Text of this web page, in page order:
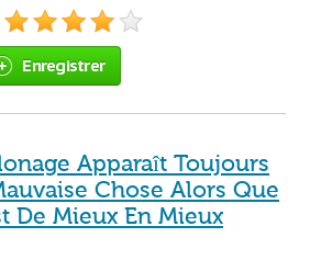
Enregistrer
Apparaît Toujours
Chose Alors Que
De Mieux En Mieux